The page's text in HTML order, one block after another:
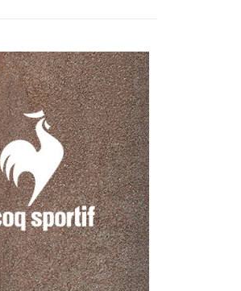
れず、「OP Pay Later」は毎月
を送信します。
後、「コンビニバーコード／台
iPASS MONEY」などのチャネル
（以下「当社」といいます）に
サービスを通じて商品やサービ
分割払い売買の債権を当社に譲
で帳款を支払うことになりま
の目的から、店舗はあなたの個
を台湾大哥大に提供し、収集、
た本人と分割請求書に必要な情
、ご注意ください。AFTEE ア
るとお支払い期限を最長 45 日
と、AFTEEで延長できる日数を
と、商品を受け取るまで支払い
受け取れない場合があります
い商品）。そのため、商品到着
期限内にお支払いください。
及び当社の審査の結果に基づ
ます。
｜精選6折起
春季特惠6折
件再享85折
：涼感❎機能❎專區 上衣
限定滿件享88折💝 上衣